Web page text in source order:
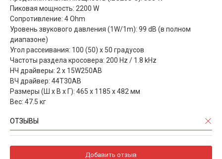
Пиковая мощность: 2200 W
Сопротивление: 4 Ohm
Уровень звукового давления (1W/1m): 99 dB (в полном
диапазоне)
Угол рассеивания: 100 (50) х 50 градусов
Частоты раздела кросовера: 200 Hz / 1.8 kHz
НЧ драйверы: 2 х 15W250AB
ВЧ драйвер: 44T30AB
Размеры (Ш х В х Г): 465 х 1185 х 482 мм
Вес: 47.5 кг
ОТЗЫВЫ
Добавить отзыв